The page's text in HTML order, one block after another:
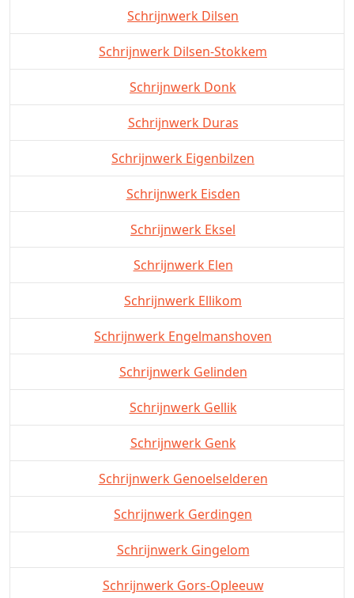
Schrijnwerk Dilsen
Schrijnwerk Dilsen-Stokkem
Schrijnwerk Donk
Schrijnwerk Duras
Schrijnwerk Eigenbilzen
Schrijnwerk Eisden
Schrijnwerk Eksel
Schrijnwerk Elen
Schrijnwerk Ellikom
Schrijnwerk Engelmanshoven
Schrijnwerk Gelinden
Schrijnwerk Gellik
Schrijnwerk Genk
Schrijnwerk Genoelselderen
Schrijnwerk Gerdingen
Schrijnwerk Gingelom
Schrijnwerk Gors-Opleeuw